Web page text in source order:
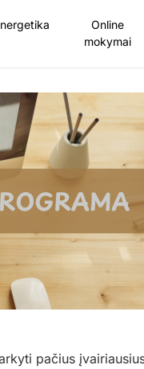
Online
mokymai
pačius